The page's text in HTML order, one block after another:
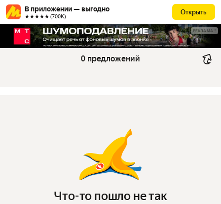
В приложении — выгодно
★★★★★ (700К)
Открыть
РЕКЛАМА
0 предложений
Что-то пошло не так